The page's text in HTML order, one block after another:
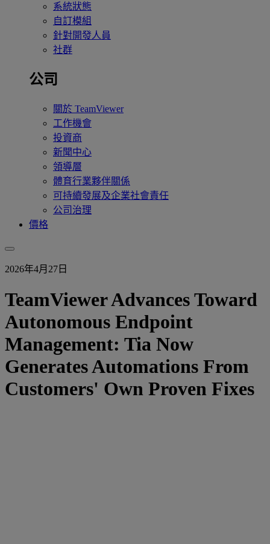
系統狀態
自訂模組
針對開發人員
社群
公司
關於 TeamViewer
工作機會
投資商
新聞中心
領導層
體育行業夥伴關係
可持續發展及企業社會責任
公司治理
價格
2026年4月27日
TeamViewer Advances Toward
Autonomous Endpoint
Management: Tia Now
Generates Automations From
Customers' Own Proven Fixes